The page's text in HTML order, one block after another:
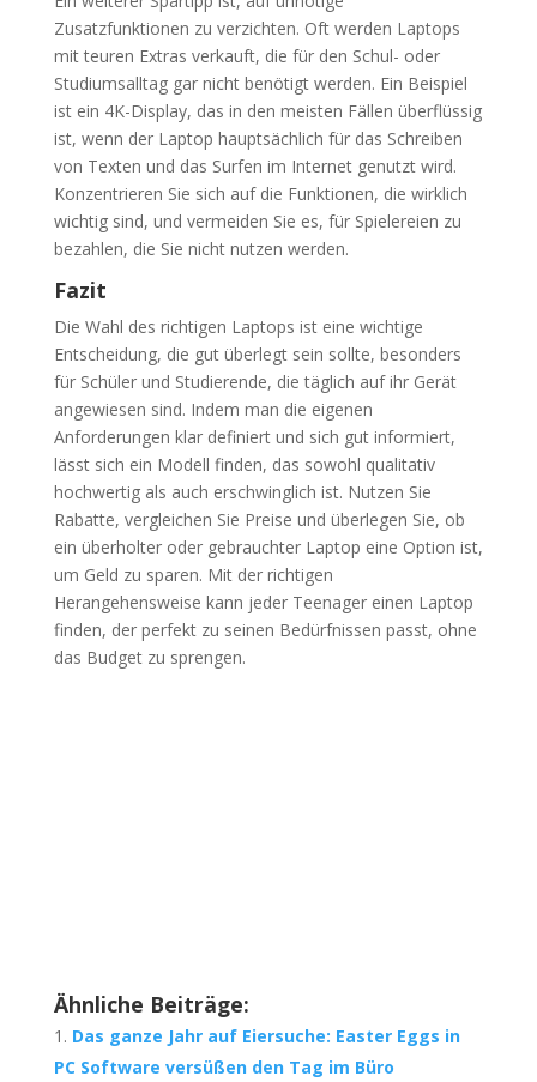
Zusatzfunktionen zu verzichten. Oft werden Laptops
mit teuren Extras verkauft, die für den Schul- oder
Studiumsalltag gar nicht benötigt werden. Ein Beispiel
ist ein 4K-Display, das in den meisten Fällen überflüssig
ist, wenn der Laptop hauptsächlich für das Schreiben
von Texten und das Surfen im Internet genutzt wird.
Konzentrieren Sie sich auf die Funktionen, die wirklich
wichtig sind, und vermeiden Sie es, für Spielereien zu
bezahlen, die Sie nicht nutzen werden.
Fazit
Die Wahl des richtigen Laptops ist eine wichtige
Entscheidung, die gut überlegt sein sollte, besonders
für Schüler und Studierende, die täglich auf ihr Gerät
angewiesen sind. Indem man die eigenen
Anforderungen klar definiert und sich gut informiert,
lässt sich ein Modell finden, das sowohl qualitativ
hochwertig als auch erschwinglich ist. Nutzen Sie
Rabatte, vergleichen Sie Preise und überlegen Sie, ob
ein überholter oder gebrauchter Laptop eine Option ist,
um Geld zu sparen. Mit der richtigen
Herangehensweise kann jeder Teenager einen Laptop
finden, der perfekt zu seinen Bedürfnissen passt, ohne
das Budget zu sprengen.
Ähnliche Beiträge:
Das ganze Jahr auf Eiersuche: Easter Eggs in
PC Software versüßen den Tag im Büro